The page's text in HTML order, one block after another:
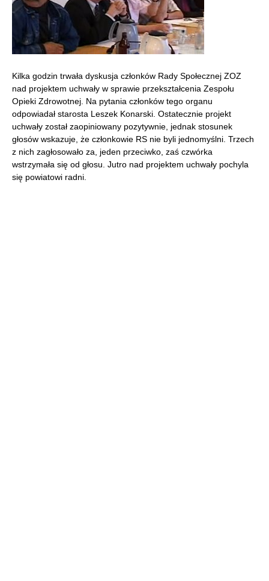
Kilka godzin trwała dyskusja członków Rady Społecznej ZOZ
nad projektem uchwały w sprawie przekształcenia Zespołu
Opieki Zdrowotnej. Na pytania członków tego organu
odpowiadał starosta Leszek Konarski. Ostatecznie projekt
uchwały został zaopiniowany pozytywnie, jednak stosunek
głosów wskazuje, że członkowie RS nie byli jednomyślni. Trzech
z nich zagłosowało za, jeden przeciwko, zaś czwórka
wstrzymała się od głosu. Jutro nad projektem uchwały pochyla
się powiatowi radni.